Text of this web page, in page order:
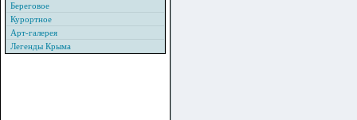
Береговое
Курортное
Арт-галерея
Легенды Крыма